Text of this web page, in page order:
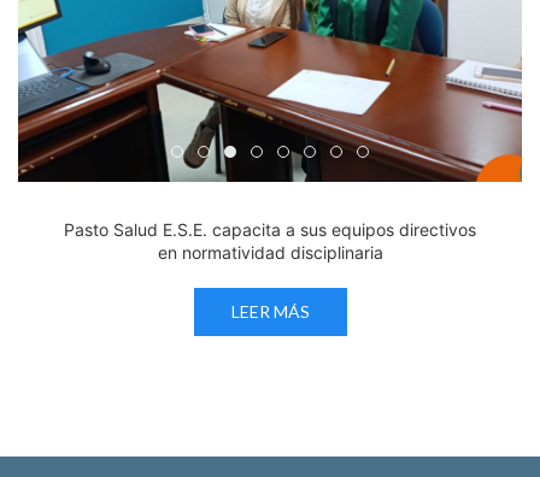
Edicto Emplazatorio a los Afiliados en el Régimen
Pasto Salud ESE lidera gestión institucional
Pasto Salud E.S.E. capacita a sus equipos
Último día para inscripciones en
Viceministro garantiza
Mil pesos que salvan vidas:
Cápsula 18-26 - Reporte
Cápsula 17-26 -
Pasto Salud E.S.E. capacita a sus equipos directivos
en normatividad disciplinaria
LEER MÁS